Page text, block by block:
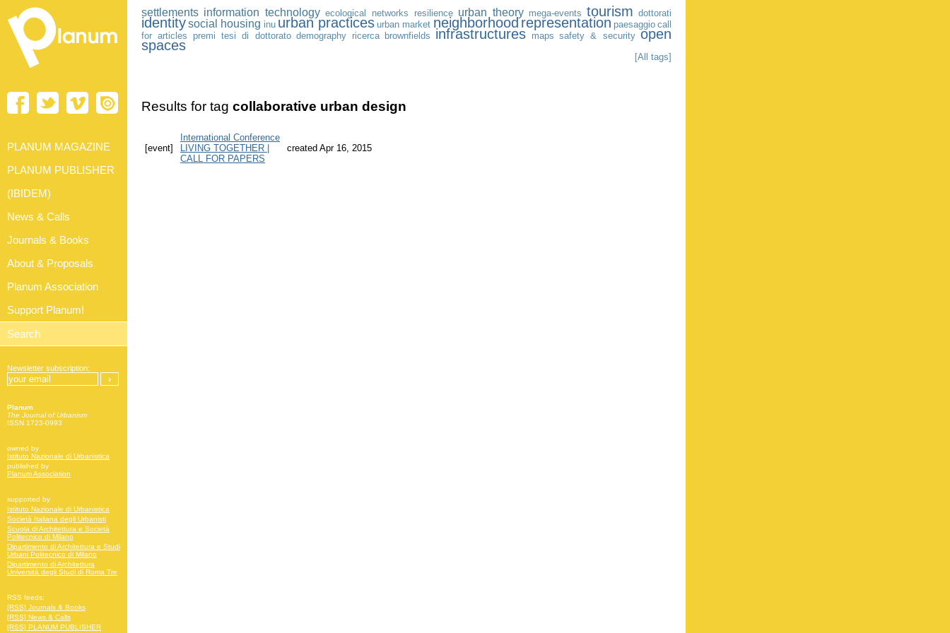
settlements information technology ecological networks resilience urban theory mega-events tourism dottorati
identitysocial housing inu urban practices urban market neighborhoodrepresentation paesaggio call
for articles premi tesi di dottorato demography ricerca brownfields infrastructures maps safety & security open
spaces
[All tags]
Results for tag collaborative urban design
[event]
International Conference
LIVING TOGETHER |
CALL FOR PAPERS
created Apr 16, 2015
PLANUM MAGAZINE
PLANUM PUBLISHER
(IBIDEM)
News & Calls
Journals & Books
About & Proposals
Planum Association
Support Planum!
Newsletter subscription:
Planum
The Journal of Urbanism
ISSN 1723-0993
owned by
Istituto Nazionale di Urbanistica
published by
Planum Association
supported by
Istituto Nazionale di Urbanistica
Società Italiana degli Urbanisti
Scuola di Architettura e Società
Politecnico di Milano
Dipartimento di Architettura e Studi
Urbani Politecnico di Milano
Dipartimento di Architettura
Università degli Studi di Roma Tre
RSS feeds:
[RSS] Journals & Books
[RSS] News & Calls
[RSS] PLANUM PUBLISHER